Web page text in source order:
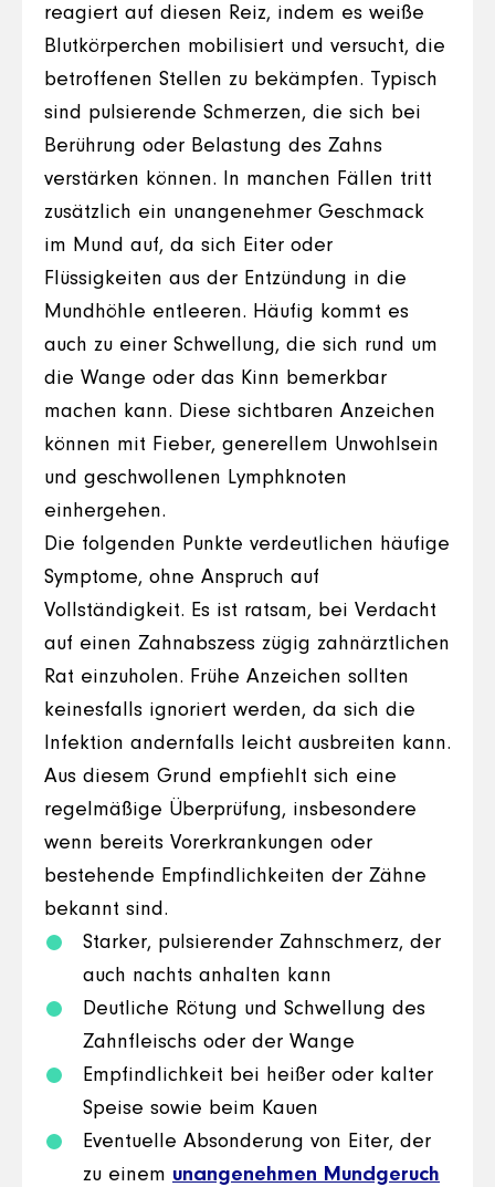
reagiert auf diesen Reiz, indem es weiße
Blutkörperchen mobilisiert und versucht, die
betroffenen Stellen zu bekämpfen. Typisch
sind pulsierende Schmerzen, die sich bei
Berührung oder Belastung des Zahns
verstärken können. In manchen Fällen tritt
zusätzlich ein unangenehmer Geschmack
im Mund auf, da sich Eiter oder
Flüssigkeiten aus der Entzündung in die
Mundhöhle entleeren. Häufig kommt es
auch zu einer Schwellung, die sich rund um
die Wange oder das Kinn bemerkbar
machen kann. Diese sichtbaren Anzeichen
können mit Fieber, generellem Unwohlsein
und geschwollenen Lymphknoten
einhergehen.
Die folgenden Punkte verdeutlichen häufige
Symptome, ohne Anspruch auf
Vollständigkeit. Es ist ratsam, bei Verdacht
auf einen Zahnabszess zügig zahnärztlichen
Rat einzuholen. Frühe Anzeichen sollten
keinesfalls ignoriert werden, da sich die
Infektion andernfalls leicht ausbreiten kann.
Aus diesem Grund empfiehlt sich eine
regelmäßige Überprüfung, insbesondere
wenn bereits Vorerkrankungen oder
bestehende Empfindlichkeiten der Zähne
bekannt sind.
Starker, pulsierender Zahnschmerz, der
auch nachts anhalten kann
Deutliche Rötung und Schwellung des
Zahnfleischs oder der Wange
Empfindlichkeit bei heißer oder kalter
Speise sowie beim Kauen
Eventuelle Absonderung von Eiter, der
zu einem unangenehmen Mundgeruch